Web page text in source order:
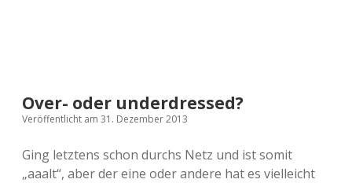
Over- oder underdressed?
Veröffentlicht am 31. Dezember 2013
Ging letztens schon durchs Netz und ist somit
„aaalt“, aber der eine oder andere hat es vielleicht